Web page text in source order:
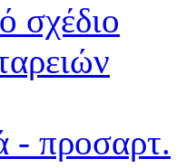
σχέδιο
- προσαρτ.